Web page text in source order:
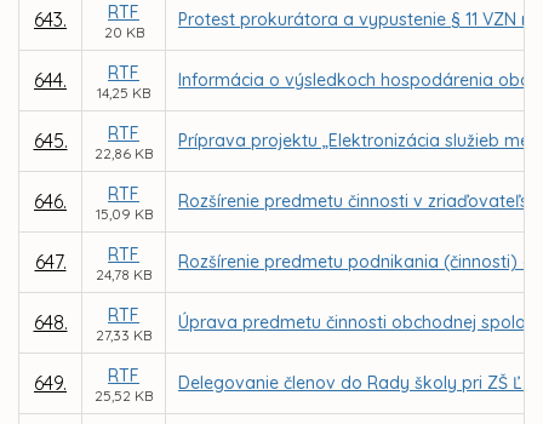
643. RTF
20 KB
Protest prokurátora a vypustenie § 11 VZN
644. RTF
14,25 KB
Informácia o výsledkoch hospodárenia
645. RTF
22,86 KB
Príprava projektu „Elektronizácia služieb
646. RTF
15,09 KB
Rozšírenie predmetu činnosti v
647. RTF
24,78 KB
Rozšírenie predmetu podnikania (činnosti)
648. RTF
27,33 KB
Úprava predmetu činnosti obchodnej
649. RTF
25,52 KB
Delegovanie členov do Rady školy pri ZŠ Ľ.